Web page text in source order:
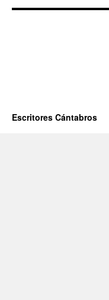
Escritores Cántabros